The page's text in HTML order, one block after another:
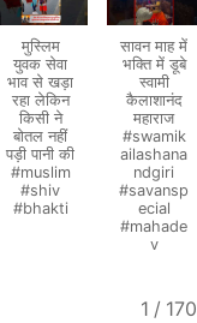
मुस्लिम
युवक सेवा
भाव से खड़ा
रहा लेकिन
किसी ने
बोतल नहीं
पड़ी पानी की
#muslim
#shiv
#bhakti
सावन माह में
भक्ति में डूबे
स्वामी
कैलाशानंद
महाराज
#swamik
ailashana
ndgiri
#savansp
ecial
#mahade
v
1 / 170